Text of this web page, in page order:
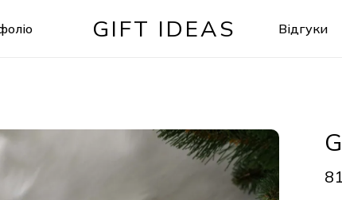
GIFT IDEAS Відгуки
Кошик